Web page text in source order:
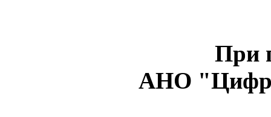
При
АНО